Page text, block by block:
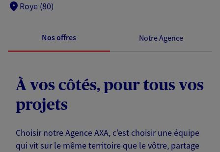
Roye (80)
Nos offres Notre Agence
À vos côtés, pour tous vos
projets
Choisir notre Agence AXA, c’est choisir une équipe
qui vit sur le même territoire que le vôtre, partage